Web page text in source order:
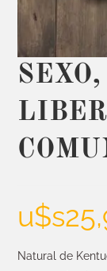
u$s
Natural de